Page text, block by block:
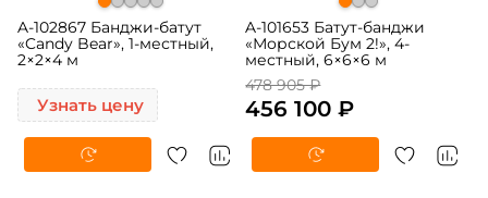
A-102867 Банджи-батут
«Candy Bear», 1-местный,
2×2×4 м
Узнать цену
A-101653 Батут-банджи
«Морской Бум 2!», 4-
местный, 6×6×6 м
478 905 ₽
456 100 ₽